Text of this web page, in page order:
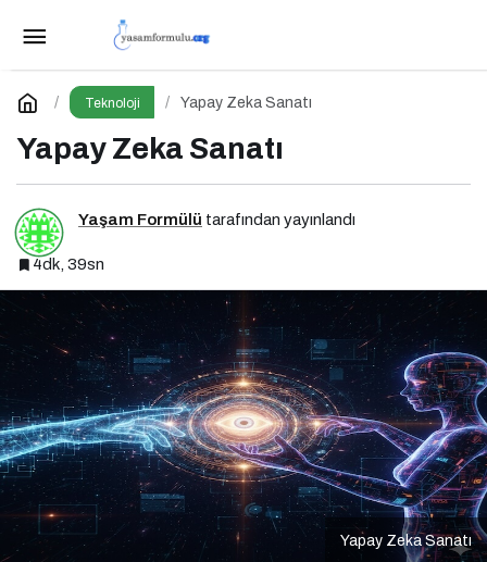
Teknoloji Yapay Zeka Sanatı
Yapay Zeka Sanatı
Yaşam Formülü tarafından yayınlandı
4dk, 39sn
Yapay Zeka Sanatı
Dijital dünyanın yeni tehdidi: SnakeStealer
Yorum Yap